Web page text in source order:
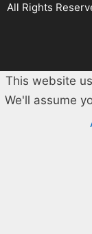
.All Rights
This website
We'll assume